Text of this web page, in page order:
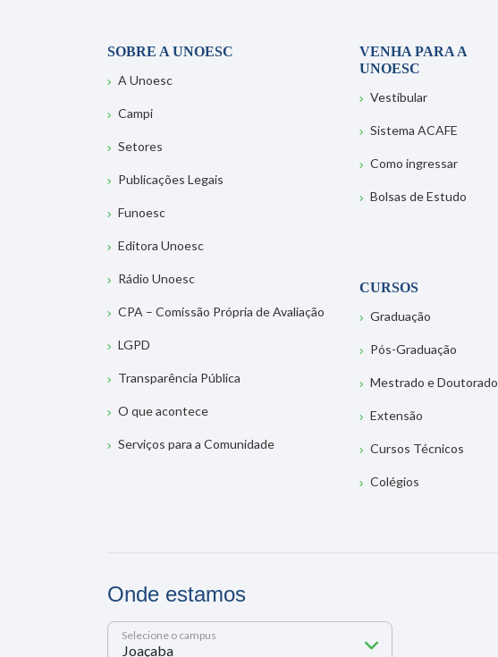
SOBRE A UNOESC
A Unoesc
Campi
Setores
Publicações Legais
Funoesc
Editora Unoesc
Rádio Unoesc
CPA – Comissão Própria de Avaliação
LGPD
Transparência Pública
O que acontece
Serviços para a Comunidade
VENHA PARA A
UNOESC
Vestibular
Sistema ACAFE
Como ingressar
Bolsas de Estudo
CURSOS
Graduação
Pós-Graduação
Mestrado e Doutorado
Extensão
Cursos Técnicos
Colégios
Onde estamos
Selecione o campus